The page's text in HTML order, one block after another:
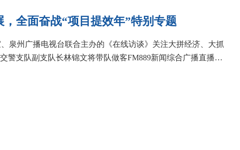
，全面奋战“项目提效年”特别专题
泉州广播电视台联合主办的《在线访谈》关注大拼经济、大抓
警支队副支队长林锦文将带队做客FM889新闻综合广播直播
号“泉州百姓热线”，并在后台留言。